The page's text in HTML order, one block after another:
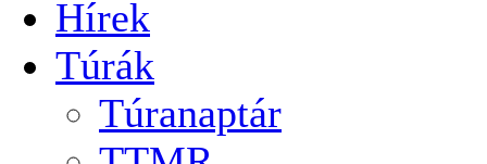
Hírek
Túrák
Túranaptár